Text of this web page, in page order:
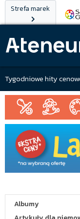
Strefa marek
Tygodniowe hity
Albumy